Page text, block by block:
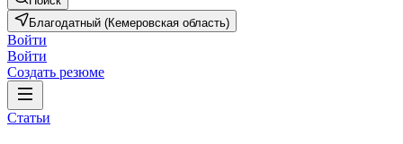
Благодатный (Кемеровская область)
Войти
Войти
Создать резюме
Статьи